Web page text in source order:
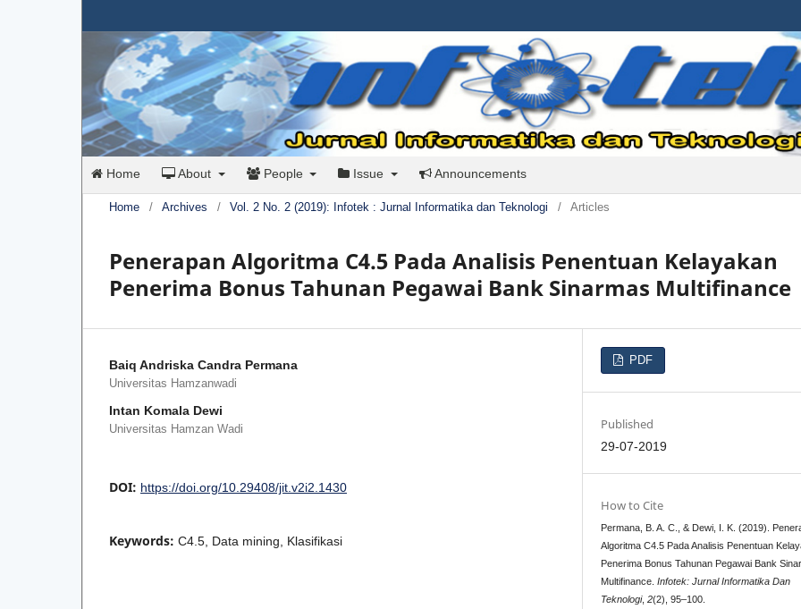
Home About People Issue Announcements
Home / Archives / Vol. 2 No. 2 (2019): Infotek : Jurnal Informatika dan Teknologi / Articles
Penerapan Algoritma C4.5 Pada Analisis Penentuan Kelayakan
Penerima Bonus Tahunan Pegawai Bank Sinarmas Multifinance
Baiq Andriska Candra Permana
Universitas Hamzanwadi
Intan Komala Dewi
Universitas Hamzan Wadi
DOI: https://doi.org/10.29408/jit.v2i2.1430
Keywords: C4.5, Data mining, Klasifikasi
PDF
Published
29-07-2019
How to Cite
Permana, B. A. C., & Dewi, I. K. (2019).
Algoritma C4.5 Pada Analisis Penentuan
Penerima Bonus Tahunan Pegawai Bank
Multifinance.Infotek: Jurnal Informatika Dan
Teknologi,2(2), 95–100.